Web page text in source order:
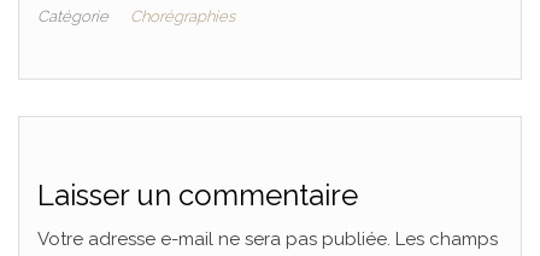
Catégorie Chorégraphies
Laisser un commentaire
Votre adresse e-mail ne sera pas publiée. Les champs